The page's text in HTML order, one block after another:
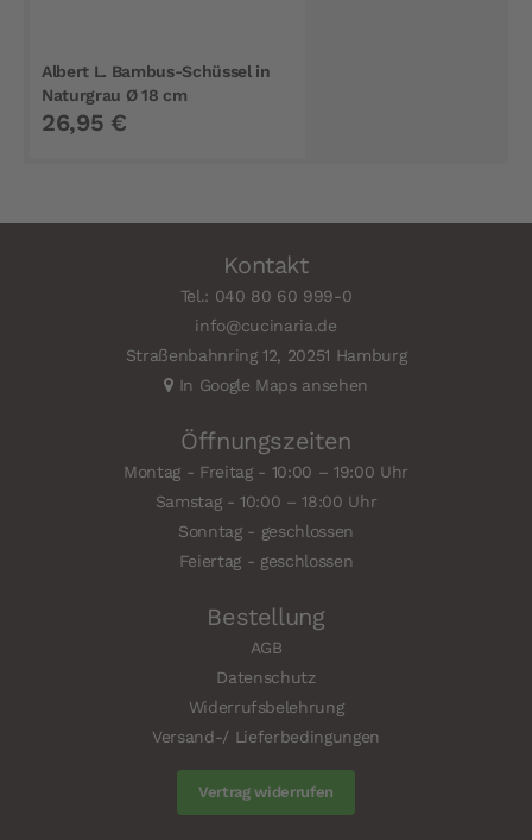
Albert L. Bambus-Schüssel in
Naturgrau Ø 18 cm
26,95 €
Kontakt
Tel.: 040 80 60 999-0
info@cucinaria.de
Straßenbahnring 12, 20251 Hamburg
In Google Maps ansehen
Öffnungszeiten
Montag - Freitag - 10:00 – 19:00 Uhr
Samstag - 10:00 – 18:00 Uhr
Sonntag - geschlossen
Feiertag - geschlossen
Bestellung
AGB
Datenschutz
Widerrufsbelehrung
Versand-/ Lieferbedingungen
Vertrag widerrufen